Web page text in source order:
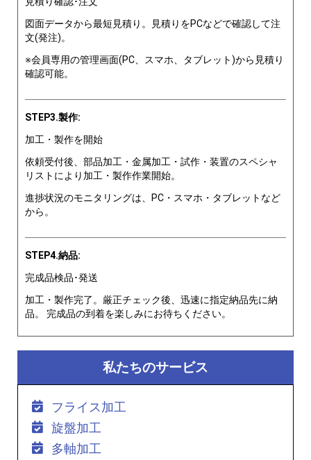
図面データから最短見積り。見積りをPCなどで確認して注
文(発注)。
※会員専用の管理画面(PC、スマホ、タブレット)から見積り
確認可能。
STEP3.製作:
加工・製作を開始
依頼受付後、部品加工・金属加工・試作・装置のスペシャ
リストにより加工・製作作業開始。
進捗状況のモニタリングは、PC・スマホ・タブレットなど
から。
STEP4.納品:
完成品検品･発送
加工・製作完了。厳正チェック後、迅速に指定納品先に納
品。 完成品の到着を楽しみにお待ちください。
私たちのサービス
フライス加工
旋盤加工
多軸加工